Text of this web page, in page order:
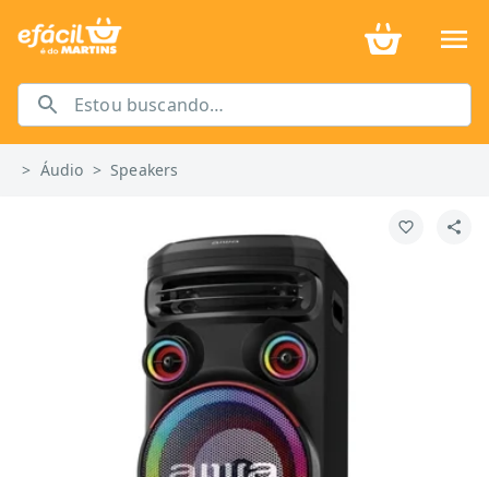
> Áudio >Speakers